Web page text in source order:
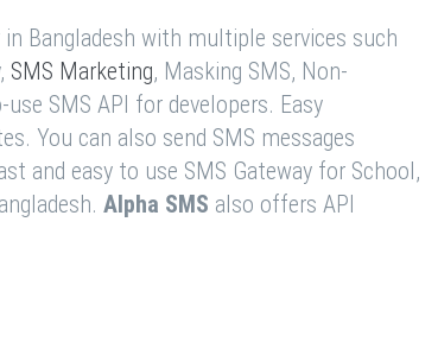
in Bangladesh with multiple services such
SMS Marketing, Masking SMS, Non-
SMS API for developers. Easy
You can also send SMS messages
and easy to use SMS Gateway for School,
Alpha SMS also offers API